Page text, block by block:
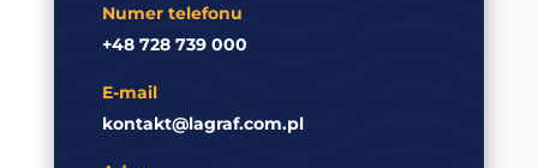
Numer telefonu
+48 728 739 000
E-mail
kontakt@lagraf.com.pl